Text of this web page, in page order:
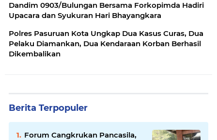
‎Dandim 0903/Bulungan Bersama Forkopimda Hadiri
Polres Pasuruan Kota Ungkap Dua Kasus Curas, Dua
Pelaku Diamankan, Dua Kendaraan Korban Berhasil
Dikembalikan
Berita Terpopuler
Forum Cangkrukan Pancasila,